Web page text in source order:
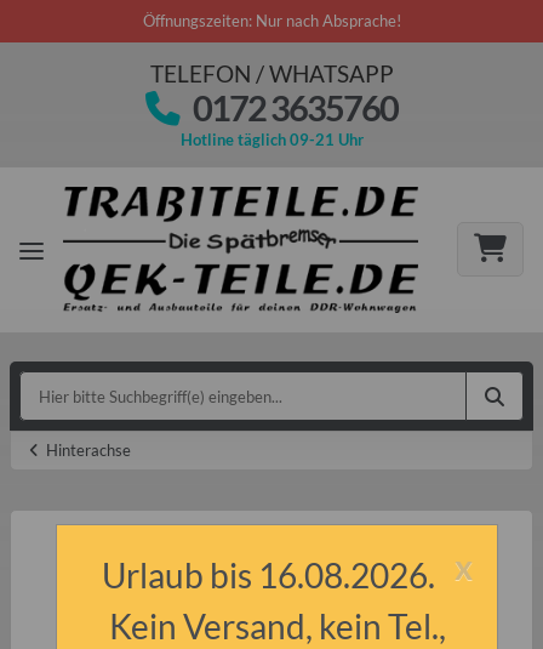
Öffnungszeiten: Nur nach Absprache!
TELEFON / WHATSAPP
0172 3635760
Hotline täglich 09-21 Uhr
Hinterachse
x
Urlaub bis 16.08.2026.
Kein Versand, kein Tel.,